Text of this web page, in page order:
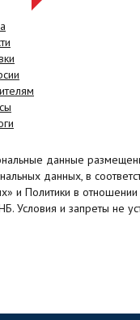
данные
данных, в
и Политики в
Условия и запреты не